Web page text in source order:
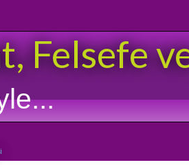
Felsefe